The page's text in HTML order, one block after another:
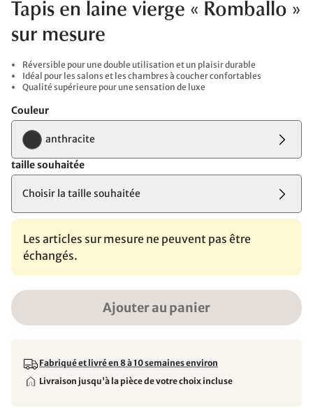
Tapis en laine vierge « Romballo »
sur mesure
Réversible pour une double utilisation et un plaisir durable
Idéal pour les salons et les chambres à coucher confortables
Qualité supérieure pour une sensation de luxe
Couleur
anthracite
taille souhaitée
Choisir la taille souhaitée
Les articles sur mesure ne peuvent pas être
échangés.
Ajouter au panier
Fabriqué et livré en 8 à 10 semaines environ
Livraison jusqu'à la pièce de votre choix incluse